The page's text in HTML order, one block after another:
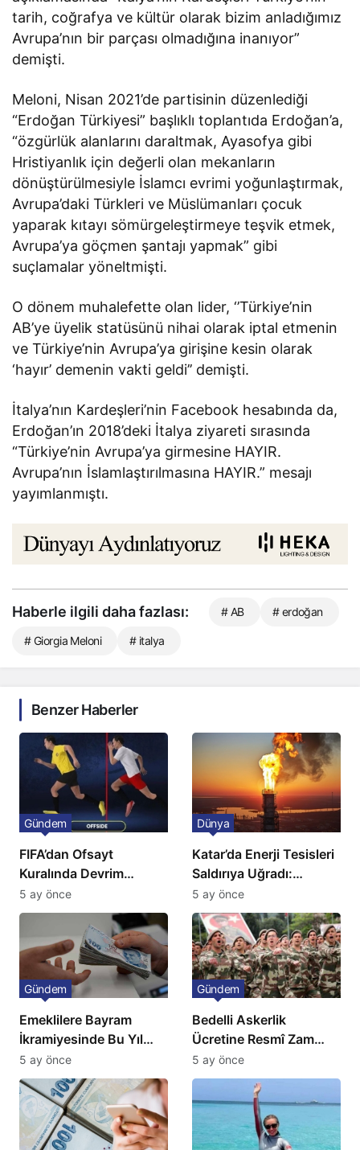
tarih, coğrafya ve kültür olarak bizim anladığımız
Avrupa’nın bir parçası olmadığına inanıyor”
demişti.
Meloni, Nisan 2021’de partisinin düzenlediği
“Erdoğan Türkiyesi” başlıklı toplantıda Erdoğan’a,
“özgürlük alanlarını daraltmak, Ayasofya gibi
Hristiyanlık için değerli olan mekanların
dönüştürülmesiyle İslamcı evrimi yoğunlaştırmak,
Avrupa’daki Türkleri ve Müslümanları çocuk
yaparak kıtayı sömürgeleştirmeye teşvik etmek,
Avrupa’ya göçmen şantajı yapmak” gibi
suçlamalar yöneltmişti.
O dönem muhalefette olan lider, ‘’Türkiye’nin
AB’ye üyelik statüsünü nihai olarak iptal etmenin
ve Türkiye’nin Avrupa’ya girişine kesin olarak
‘hayır’ demenin vakti geldi’’ demişti.
İtalya’nın Kardeşleri’nin Facebook hesabında da,
Erdoğan’ın 2018’deki İtalya ziyareti sırasında
“Türkiye’nin Avrupa’ya girmesine HAYIR.
Avrupa’nın İslamlaştırılmasına HAYIR.” mesajı
yayımlanmıştı.
Haberle ilgili daha fazlası: # AB # erdoğan
# Giorgia Meloni # italya
Benzer Haberler
FIFA’dan Ofsayt
Kuralında Devrim
Niteliğinde Onay
Gündem
5 ay önce
Katar’da Enerji Tesisleri
Saldırıya Uğradı:
Avrupa’da Doğalgaz
Fiyatlarında Sert Artış
Dünya
5 ay önce
Emeklilere Bayram
İkramiyesinde Bu Yıl
Artış Gelmeyecek
Gündem
5 ay önce
Bedelli Askerlik
Ücretine Resmî Zam
Geliyor
Gündem
5 ay önce